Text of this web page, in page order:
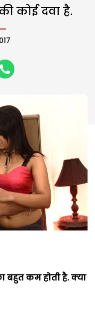
कोई दवा है.
बहुत कम होती है. क्या